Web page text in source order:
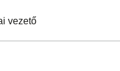
vezető